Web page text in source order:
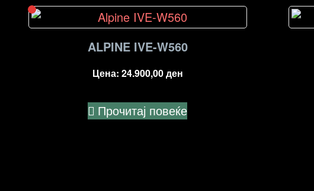
ALPINE IVE-W560
Цена: 24.900,00ден
Прочитај повеќе